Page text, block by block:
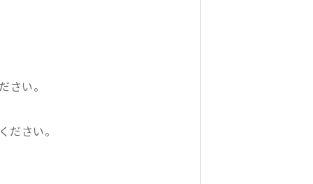
さい。
ださい。